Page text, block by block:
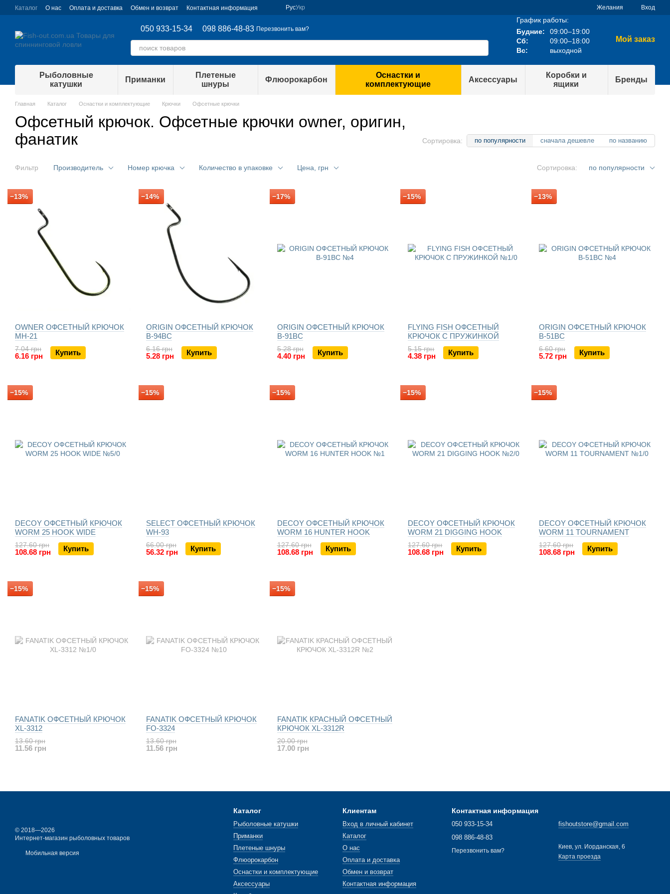
Перейти к основному контенту
Каталог О нас Оплата и доставка Обмен и возврат Контактная информация РусУкр Желания Вход
050 933-15-34 098 886-48-83 Перезвонить вам?
График работы:
Будние:
09:00–19:00
Сб:
09:00–18:00
Вс:
выходной
Мой заказ
Рыболовные
катушки
Приманки
Плетеные
шнуры
Флюорокарбон
Оснастки и
комплектующие
Аксессуары
Коробки и
ящики
Бренды
Главная Каталог Оснастки и комплектующие Крючки Офсетные крючки
Офсетный крючок. Офсетные крючки owner, оригин,
фанатик
Сортировка: по популярности сначала дешевле по названию
Фильтр Производитель Номер крючка Количество в упаковке Цена, грн Сортировка: по популярности
−13%
OWNER ОФСЕТНЫЙ КРЮЧОК
MH-21
7.04 грн
6.16 грн Купить
−14%
ORIGIN ОФСЕТНЫЙ КРЮЧОК
B-94BC
6.16 грн
5.28 грн Купить
−17%
ORIGIN ОФСЕТНЫЙ КРЮЧОК
B-91BC
5.28 грн
4.40 грн Купить
−15%
FLYING FISH ОФСЕТНЫЙ
КРЮЧОК С ПРУЖИНКОЙ
5.15 грн
4.38 грн Купить
−13%
ORIGIN ОФСЕТНЫЙ КРЮЧОК
B-51BC
6.60 грн
5.72 грн Купить
−15%
DECOY ОФСЕТНЫЙ КРЮЧОК
WORM 25 HOOK WIDE
127.60 грн
108.68 грн Купить
−15%
SELECT ОФСЕТНЫЙ КРЮЧОК
WH-93
66.00 грн
56.32 грн Купить
−15%
DECOY ОФСЕТНЫЙ КРЮЧОК
WORM 16 HUNTER HOOK
127.60 грн
108.68 грн Купить
−15%
DECOY ОФСЕТНЫЙ КРЮЧОК
WORM 21 DIGGING HOOK
127.60 грн
108.68 грн Купить
−15%
DECOY ОФСЕТНЫЙ КРЮЧОК
WORM 11 TOURNAMENT
127.60 грн
108.68 грн Купить
−15%
FANATIK ОФСЕТНЫЙ КРЮЧОК
XL-3312
13.60 грн
11.56 грн
−15%
FANATIK ОФСЕТНЫЙ КРЮЧОК
FO-3324
13.60 грн
11.56 грн
−15%
FANATIK КРАСНЫЙ ОФСЕТНЫЙ
КРЮЧОК XL-3312R
20.00 грн
17.00 грн
© 2018—2026
Интернет-магазин рыболовных товаров
Мобильная версия
Каталог
Рыболовные катушки
Приманки
Плетеные шнуры
Флюорокарбон
Оснастки и комплектующие
Аксессуары
Клиентам
Вход в личный кабинет
Каталог
О нас
Оплата и доставка
Обмен и возврат
Контактная информация
Контактная информация
050 933-15-34
098 886-48-83
Перезвонить вам?
fishoutstore@gmail.com
Киев, ул. Иорданская, 6
Карта проезда